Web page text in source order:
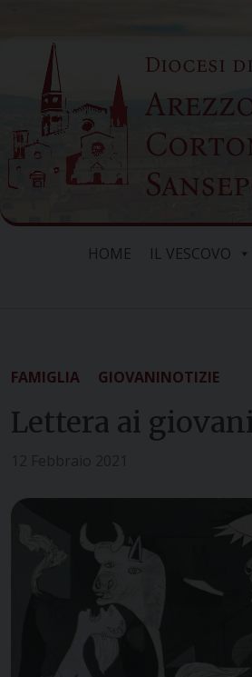
content
Diocesi di
HOME IL VESCOVO
FAMIGLIA GIOVANINOTIZIE
Lettera ai